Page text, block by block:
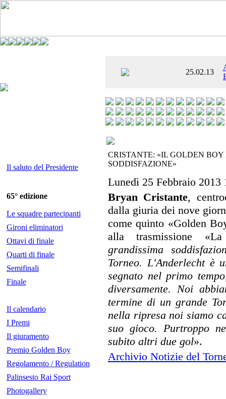
25.02.13
Il saluto del Presidente
65° edizione
Le squadre partecipanti
Gironi eliminatori
Ottavi di finale
Quarti di finale
Semifinali
Finale
Il calendario
I Premi
Il giuramento
Premio Golden Boy
Regolamento / Regulation
Palinsesto Rai Sport
Photogallery
CRISTANTE: «IL GOLDEN
SODDISFAZIONE»
Lunedì 25 Febbraio 2013
Bryan Cristante,
dalla giuria dei nove
come quinto «Golden
alla trasmissione
grandissima
Torneo. L'Anderlecht è
segnato nel primo
diversamente. Noi
termine di un grande
nella ripresa noi siamo
suo gioco. Purtroppo
subito altri due gol».
Archivio Notizie del